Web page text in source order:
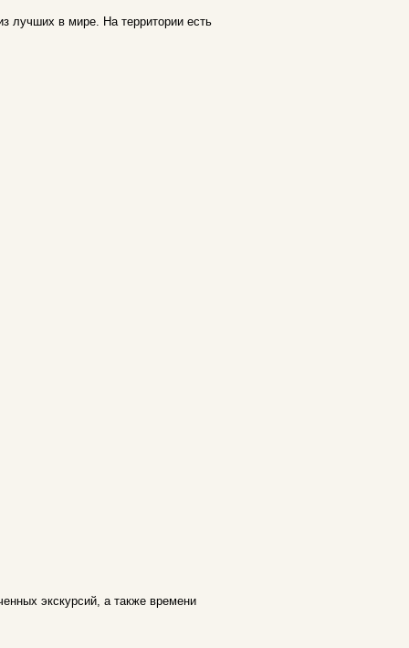
лучших в мире. На территории есть
экскурсий, а также времени